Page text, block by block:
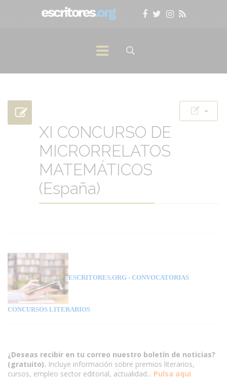
XI CONCURSO DE
MICRORRELATOS
MATEMÁTICOS
(España)
ESCRITORES.ORG - CONVOCATORIAS
CONCURSOS LITERARIOS
¿Deseas recibir en tu correo nuestro boletín de noticias?
(gratuito). Incluye información sobre premios literarios,
cursos, empleo sector editorial, actualidad... Pulsa aqui